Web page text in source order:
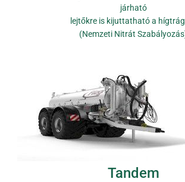
járható
lejtőkre is kijuttatható a
(Nemzeti Nitrát
Tandem